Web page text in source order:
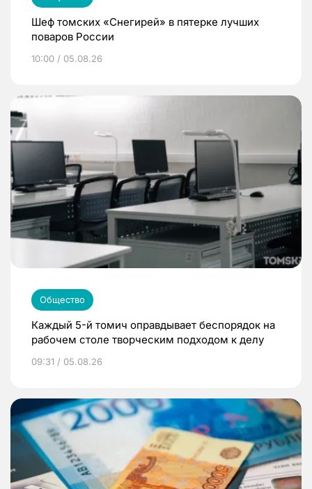
Шеф томских «Снегирей» в пятерке лучших
поваров России
10:00 / 05.08.26
Общество
Каждый 5-й томич оправдывает беспорядок на
рабочем столе творческим подходом к делу
09:31 / 05.08.26